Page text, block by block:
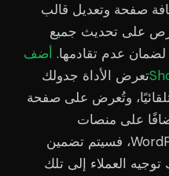
صفحة وتعديل قالب
على تحديث جميع
عدم تقادمها. أضف
تعرض الأداة جدولك
وتُعرض على صفحة
على منصات
Squarespace أو Wix أو WordPress، فسيتم تضمين
توجيه العملاء إلى تلك